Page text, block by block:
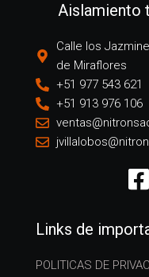
Aislamiento
Calle los
de Miraflores
+51 977 543 621
+51 913 976 106
Links de
POLITICAS DE